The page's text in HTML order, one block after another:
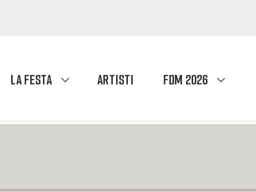
LA FESTA ARTISTI FDM 2026